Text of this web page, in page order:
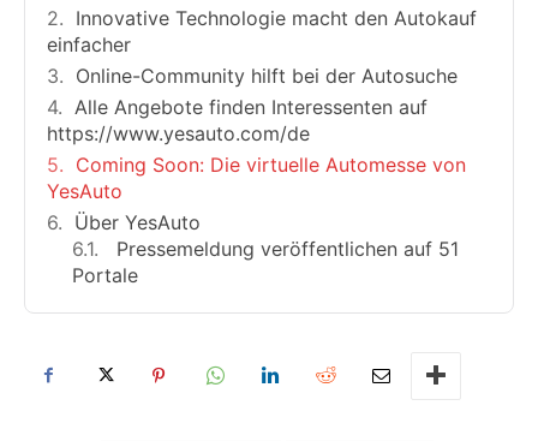
Innovative Technologie macht den Autokauf
einfacher
Online-Community hilft bei der Autosuche
Alle Angebote finden Interessenten auf
https://www.yesauto.com/de
Coming Soon: Die virtuelle Automesse von
YesAuto
Über YesAuto
Pressemeldung veröffentlichen auf 51
Portale